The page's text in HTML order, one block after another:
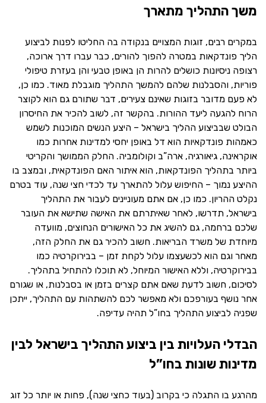
משך התהליך מתארך
במקרים רבים, זוגות המצויים בנקודה בה החליטו לפנות לביצוע
הליך פונדקאות במטרה להפוך להורים, כבר עברו דרך ארוכה,
רצופה ניסיונות כושלים להרות הן באופן טבעי והן בעזרת טיפולי
פוריות, והסבלנות שלהם להמשך התהליך מוגבלת מאוד. כמו כן,
לא פעם מדובר בזוגות שאינם צעירים, דבר שתורם גם הוא לקוצר
הרוח להגעה ליעד ההורות. בהקשר זה, לשוב להכיר את החיסרון
הבולט שבביצוע ההליך בישראל – היצע הנשים המוכנות לשמש
כאמהות פונדקאיות הוא דל באופן יחסי למדינות אחרות כמו
אוקראינה, גיאורגיה, ארה”ב וקולומביה. החלק הממושך והקריטי
ביותר בתהליך הפונדקאות, הוא איתור האם הפונדקאית, ובמצב בו
ההיצע נמוך – החיפוש עלול להתארך עד לכדי חצי שנה, עוד בטרם
נקלט ההריון. כמו כן, אם אתם מעוניינים לעבור את התהליך
בישראל, תדרשו, לאחר שאיתרתם את האישה שתישא את העובר
שלכם ברחמה, גם להשיג את כל האישורים הנחוצים, מוועדה
מיוחדת של משרד הבריאות. חשוב להכיר גם את החלק הזה,
מאחר וגם הוא לכשעצמו עלול לקחת זמן – בבירוקרטיה כמו
בבירוקרטיה, וללא האישור המיוחל, לא תוכלו להתחיל בתהליך.
לסיכום, חשוב לדעת שאם אתם קצרים בזמן או בסבלנות, או שגורם
אחר נושף בעורפכם ולא מאפשר לכם להשתהות עם התהליך, ייתכן
שפניה לביצוע התהליך בחו”ל תהיה עדיפה.
הבדלי העלויות בין ביצוע התהליך בישראל לבין
מדינות שונות בחו”ל
מהרגע בו התגלה כי בקרוב (בעוד כחצי שנה), פחות או יותר כל זוג